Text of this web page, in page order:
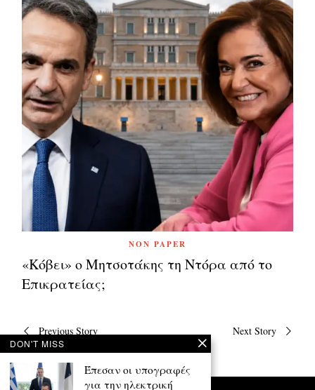
NON PAPER
«Κόβει» ο Μητσοτάκης τη Ντόρα από το
Επικρατείας;
Πλοήγηση
άρθρων
Previous Story Next Story
DON'T MISS
Έπεσαν οι υπογραφές
για την ηλεκτρική